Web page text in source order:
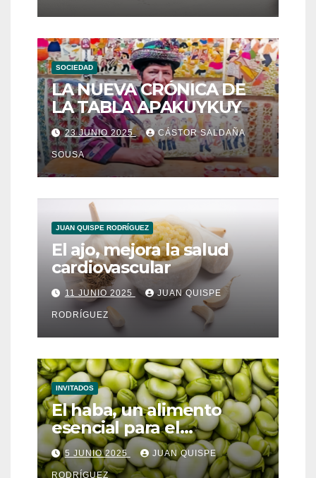
SOCIEDAD
LA NUEVA CRÓNICA DE
LA TABLA APAKUYKUY
23 JUNIO 2025 CÁSTOR SALDAÑA
SOUSA
JUAN QUISPE RODRÍGUEZ
El ajo, mejora la salud
cardiovascular
11 JUNIO 2025 JUAN QUISPE
RODRÍGUEZ
INVITADOS
El haba, un alimento
esencial para el
metabolismo
5 JUNIO 2025 JUAN QUISPE
RODRÍGUEZ